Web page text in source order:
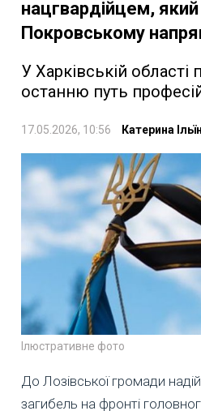
нацгвардійцем, який
Покровському
У Харківській області
останню путь
17.05.2026, 10:56 Катерина
Ілюстративне фото
До Лозівської громади
загибель на фронті